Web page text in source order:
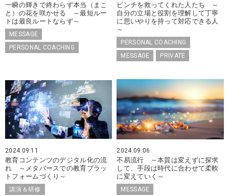
一瞬の輝きで終わらず本当（まこ
と）の花を咲かせる ～最短ルー
トは最良ルートならず～
MESSAGE
PERSONAL COACHING
ピンチを救ってくれた人たち ～
自分の立場と役割を理解して丁寧
に思いやりを持って対応できる人
～
PERSONAL COACHING
MESSAGE
PRIVATE
2024.09.11
教育コンテンツのデジタル化の流
れ ～メタバースでの教育プラッ
トフォームづくり～
講演＆研修
2024.09.06
不易流行 ～本質は変えずに探求
して、手段は時代に合わせて柔軟
に変えていく～
MESSAGE